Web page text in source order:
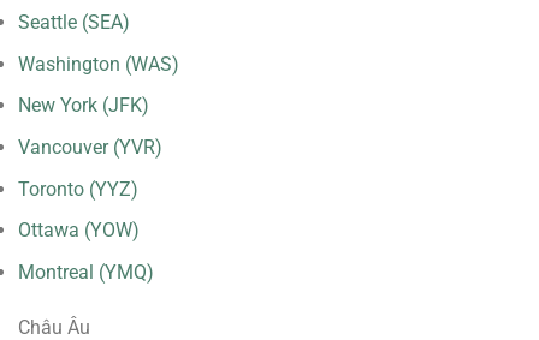
Seattle (SEA)
Washington (WAS)
New York (JFK)
Vancouver (YVR)
Toronto (YYZ)
Ottawa (YOW)
Montreal (YMQ)
Châu Âu